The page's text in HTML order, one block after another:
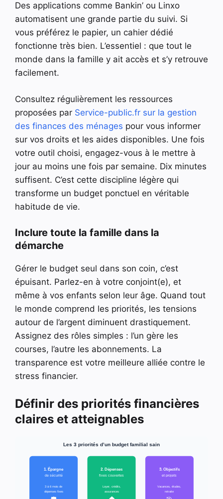
Des applications comme Bankin’ ou Linxo
automatisent une grande partie du suivi. Si
vous préférez le papier, un cahier dédié
fonctionne très bien. L’essentiel : que tout le
monde dans la famille y ait accès et s’y retrouve
facilement.
Consultez régulièrement les ressources
proposées par Service-public.fr sur la gestion
des finances des ménages pour vous informer
sur vos droits et les aides disponibles. Une fois
votre outil choisi, engagez-vous à le mettre à
jour au moins une fois par semaine. Dix minutes
suffisent. C’est cette discipline légère qui
transforme un budget ponctuel en véritable
habitude de vie.
Inclure toute la famille dans la
démarche
Gérer le budget seul dans son coin, c’est
épuisant. Parlez-en à votre conjoint(e), et
même à vos enfants selon leur âge. Quand tout
le monde comprend les priorités, les tensions
autour de l’argent diminuent drastiquement.
Assignez des rôles simples : l’un gère les
courses, l’autre les abonnements. La
transparence est votre meilleure alliée contre le
stress financier.
Définir des priorités financières
claires et atteignables
Les 3 priorités d’un budget familial sain
1. Épargne
de sécurité
3 à 6 mois de
dépenses fixes
2. Dépenses
fixes couvertes
Loyer, crédits,
assurances
3. Objectifs
et projets
Vacances, études,
retraite